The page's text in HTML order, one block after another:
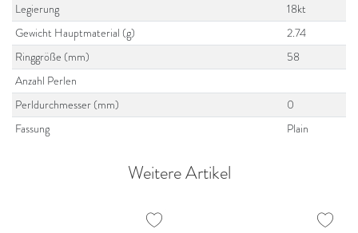
Legierung
18kt
Gewicht Hauptmaterial (g)
2.74
Ringgröße (mm)
58
Anzahl Perlen
Perldurchmesser (mm)
0
Fassung
Plain
Weitere Artikel